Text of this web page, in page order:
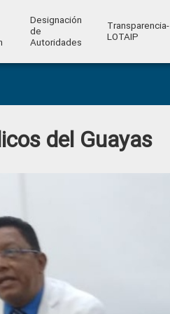
Designación
de
Autoridades
Transparencia-
LOTAIP
del Guayas